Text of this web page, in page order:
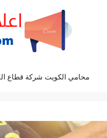
محامي الكويت شركة قطاع